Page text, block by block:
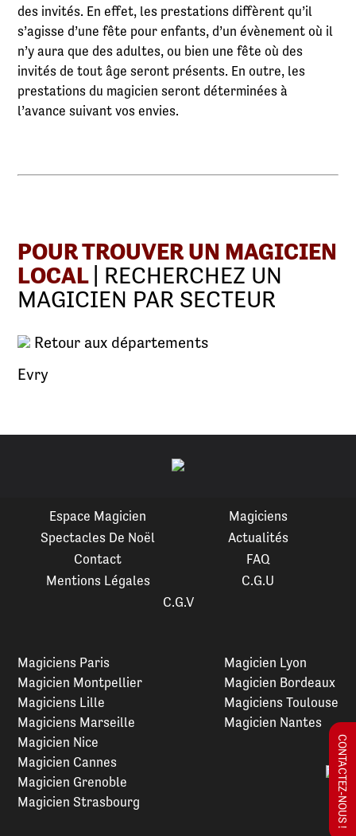
des invités. En effet, les prestations diffèrent qu’il
s’agisse d’une fête pour enfants, d’un évènement où il
n’y aura que des adultes, ou bien une fête où des
invités de tout âge seront présents. En outre, les
prestations du magicien seront déterminées à
l’avance suivant vos envies.
POUR TROUVER UN MAGICIEN
LOCAL | RECHERCHEZ UN
MAGICIEN PAR SECTEUR
Retour aux départements
Evry
CONTACTEZ-NOUS !
Espace Magicien
Magiciens
Spectacles De Noël
Actualités
Contact
FAQ
Mentions Légales
C.G.U
C.G.V
Magiciens Paris
Magicien Montpellier
Magiciens Lille
Magiciens Marseille
Magicien Lyon
Magicien Bordeaux
Magiciens Toulouse
Magicien Nantes
Magicien Nice
Magicien Cannes
Magicien Grenoble
Magicien Strasbourg